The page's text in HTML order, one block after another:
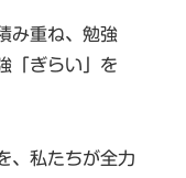
み重ね、勉強
「ぎらい」を
、私たちが全力